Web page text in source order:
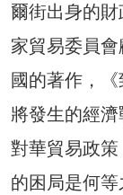
爾街出身的
家貿易委員
國的著作，
將發生的經
對華貿易政
的困局是何